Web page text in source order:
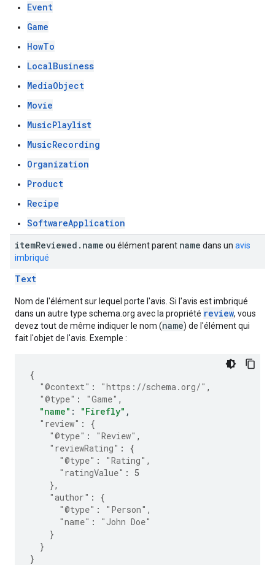
Event
Game
HowTo
LocalBusiness
MediaObject
Movie
MusicPlaylist
MusicRecording
Organization
Product
Recipe
SoftwareApplication
itemReviewed . name ou élément parent name dans un avis
imbriqué
Text
Nom de l'élément sur lequel porte l'avis. Si l'avis est imbriqué
dans un autre type schema.org avec la propriété review, vous
devez tout de même indiquer le nom (name) de l'élément qui
fait l'objet de l'avis. Exemple :
{
"@context" : "https://schema.org/" ,
"@type" : "Game" ,
"name" : "Firefly" ,
"review" :
{
"@type" : "Review" ,
"reviewRating" :
{
"@type" : "Rating" ,
"ratingValue" :
5
},
"author" :
{
"@type" : "Person" ,
"name" :
"John Doe"
}
}
}